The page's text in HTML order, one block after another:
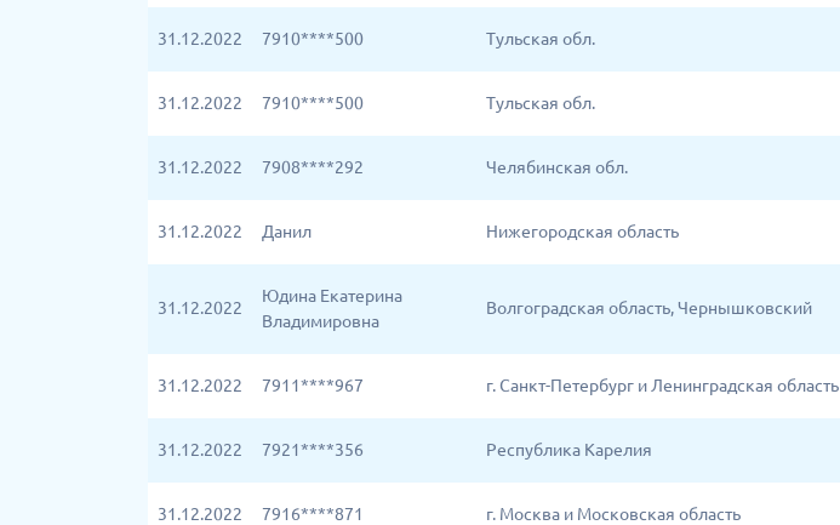
31.12.2022 7910****500 Тульская обл.
31.12.2022 7910****500 Тульская обл.
31.12.2022 7908****292 Челябинская обл.
31.12.2022 Данил Нижегородская область
31.12.2022
Юдина Екатерина
Владимировна
Волгоградская область, Чернышковский
31.12.2022 7911****967 г. Санкт-Петербург и Ленинградская область
31.12.2022 7921****356 Республика Карелия
31.12.2022 7916****871 г. Москва и Московская область